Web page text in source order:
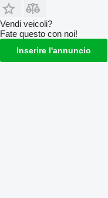
Vendi veicoli?
Fate questo con noi!
Inserire l'annuncio